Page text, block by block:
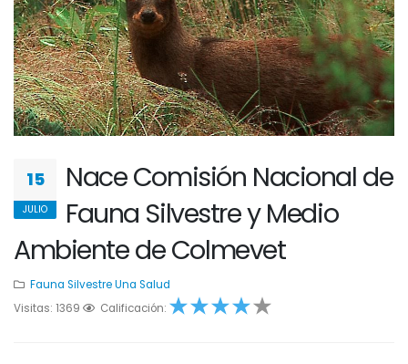
15
JULIO
Nace Comisión Nacional de
Fauna Silvestre y Medio
Ambiente de Colmevet
Fauna SilvestreUna Salud
Visitas: 1369
Calificación:
1 2 3 4 1